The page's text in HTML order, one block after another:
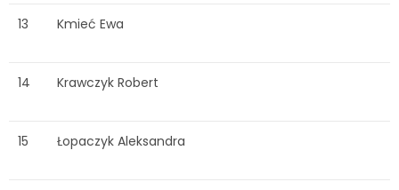
13 Kmieć Ewa
14 Krawczyk Robert
15 Łopaczyk Aleksandra